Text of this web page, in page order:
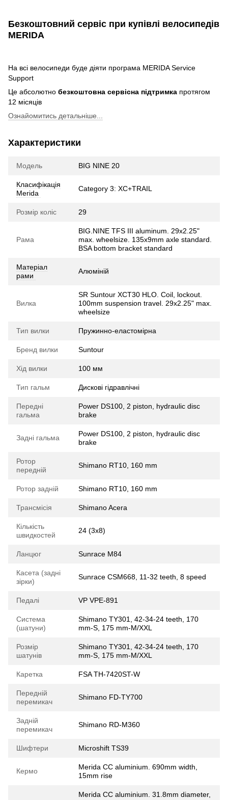
Безкоштовний сервіс при купівлі велосипедів
MERIDA
На всі велосипеди буде діяти програма MERIDA Service
Support
Це абсолютно безкоштовна сервісна підтримка протягом
12 місяців
Ознайомитись детальніше...
Характеристики
Модель BIG NINE 20
Класифікація
Merida
Category 3: XC+TRAIL
Розмір коліс 29
Рама
BIG.NINE TFS III aluminum. 29x2.25"
max. wheelsize. 135x9mm axle standard.
BSA bottom bracket standard
Матеріал
рами
Алюміній
Вилка
SR Suntour XCT30 HLO. Coil, lockout.
100mm suspension travel. 29x2.25" max.
wheelsize
Тип вилки Пружинно-еластомірна
Бренд вилки Suntour
Хід вилки 100 мм
Тип гальм Дискові гідравлічні
Передні
гальма
Power DS100, 2 piston, hydraulic disc
brake
Задні гальма
Power DS100, 2 piston, hydraulic disc
brake
Ротор
передній
Shimano RT10, 160 mm
Ротор задній Shimano RT10, 160 mm
Трансмісія Shimano Acera
Кількість
швидкостей
24 (3x8)
Ланцюг Sunrace M84
Касета (задні
зірки)
Sunrace CSM668, 11-32 teeth, 8 speed
Педалі VP VPE-891
Система
(шатуни)
Shimano TY301, 42-34-24 teeth, 170
mm-S, 175 mm-M/XXL
Розмір
шатунів
Shimano TY301, 42-34-24 teeth, 170
mm-S, 175 mm-M/XXL
Каретка FSA TH-7420ST-W
Передній
перемикач
Shimano FD-TY700
Задній
перемикач
Shimano RD-M360
Шифтери Microshift TS39
Кермо
Merida CC aluminium. 690mm width,
15mm rise
Merida CC aluminium. 31.8mm diameter,